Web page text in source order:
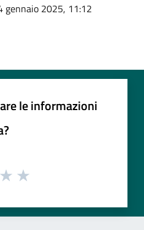
gennaio 2025, 11:12
le informazioni